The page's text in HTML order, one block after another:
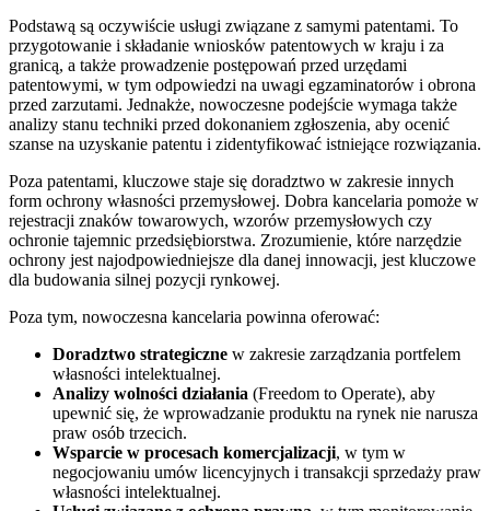
Podstawą są oczywiście usługi związane z samymi patentami. To
przygotowanie i składanie wniosków patentowych w kraju i za
granicą, a także prowadzenie postępowań przed urzędami
patentowymi, w tym odpowiedzi na uwagi egzaminatorów i obrona
przed zarzutami. Jednakże, nowoczesne podejście wymaga także
analizy stanu techniki przed dokonaniem zgłoszenia, aby ocenić
szanse na uzyskanie patentu i zidentyfikować istniejące rozwiązania.
Poza patentami, kluczowe staje się doradztwo w zakresie innych
form ochrony własności przemysłowej. Dobra kancelaria pomoże w
rejestracji znaków towarowych, wzorów przemysłowych czy
ochronie tajemnic przedsiębiorstwa. Zrozumienie, które narzędzie
ochrony jest najodpowiedniejsze dla danej innowacji, jest kluczowe
dla budowania silnej pozycji rynkowej.
Poza tym, nowoczesna kancelaria powinna oferować:
Doradztwo strategiczne w zakresie zarządzania portfelem
własności intelektualnej.
Analizy wolności działania (Freedom to Operate), aby
upewnić się, że wprowadzanie produktu na rynek nie narusza
praw osób trzecich.
Wsparcie w procesach komercjalizacji, w tym w
negocjowaniu umów licencyjnych i transakcji sprzedaży praw
własności intelektualnej.